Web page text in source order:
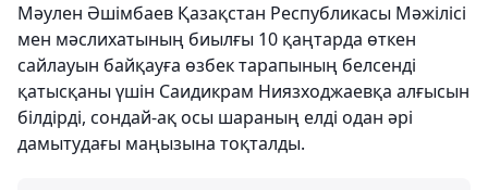
Мәулен Әшімбаев Қазақстан Республикасы Мәжілісі
мен мәслихатының биылғы 10 қаңтарда өткен
сайлауын байқауға өзбек тарапының белсенді
қатысқаны үшін Саидикрам Ниязходжаевқа алғысын
білдірді, сондай-ақ осы шараның елді одан әрі
дамытудағы маңызына тоқталды.